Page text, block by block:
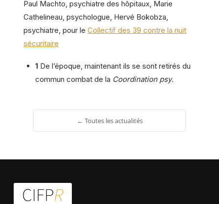
Paul Machto, psychiatre des hôpitaux, Marie
Cathelineau, psychologue, Hervé Bokobza,
psychiatre, pour le Collectif des 39 contre la nuit
sécuritaire
1 De l’époque, maintenant ils se sont retirés du
commun combat de la Coordination psy.
← Toutes les actualités